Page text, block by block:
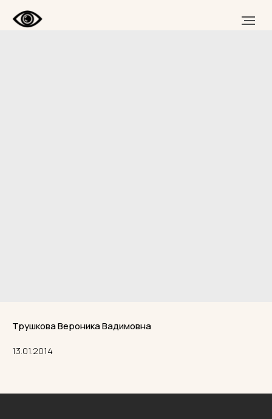
Трушкова Вероника Вадимовна
13.01.2014